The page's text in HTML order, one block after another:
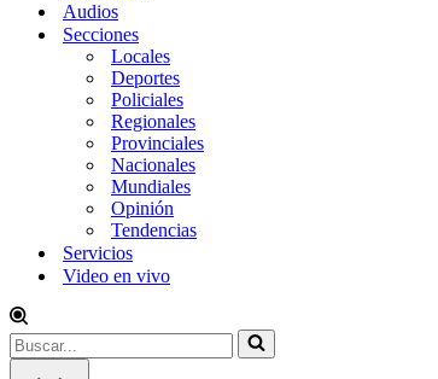
Audios
Secciones
Locales
Deportes
Policiales
Regionales
Provinciales
Nacionales
Mundiales
Opinión
Tendencias
Servicios
Video en vivo